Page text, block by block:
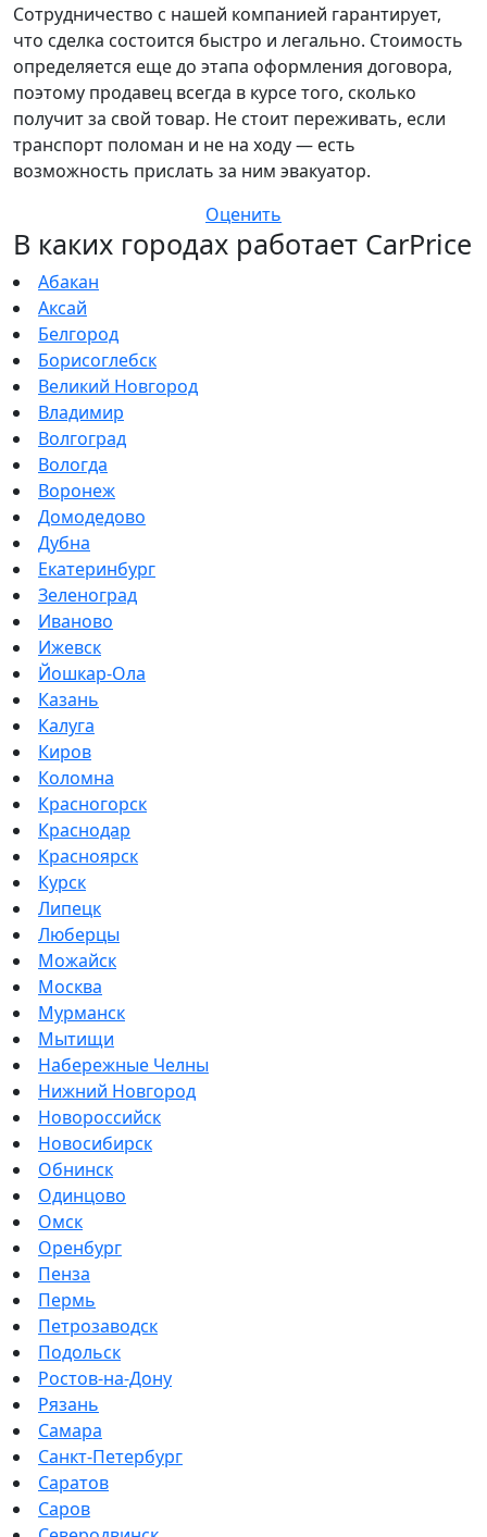
Сотрудничество с нашей компанией гарантирует,
что сделка состоится быстро и легально. Стоимость
определяется еще до этапа оформления договора,
поэтому продавец всегда в курсе того, сколько
получит за свой товар. Не стоит переживать, если
транспорт поломан и не на ходу — есть
возможность прислать за ним эвакуатор.
Оценить
В каких городах работает CarPrice
Абакан
Аксай
Белгород
Борисоглебск
Великий Новгород
Владимир
Волгоград
Вологда
Воронеж
Домодедово
Дубна
Екатеринбург
Зеленоград
Иваново
Ижевск
Йошкар-Ола
Казань
Калуга
Киров
Коломна
Красногорск
Краснодар
Красноярск
Курск
Липецк
Люберцы
Можайск
Москва
Мурманск
Мытищи
Набережные Челны
Нижний Новгород
Новороссийск
Новосибирск
Обнинск
Одинцово
Омск
Оренбург
Пенза
Пермь
Петрозаводск
Подольск
Ростов-на-Дону
Рязань
Самара
Санкт-Петербург
Саратов
Саров